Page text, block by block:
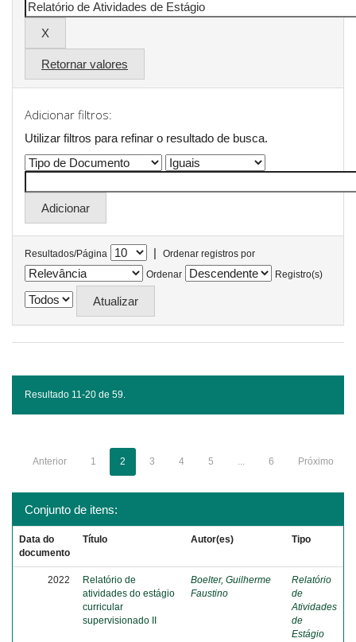
Retornar valores
Adicionar filtros:
Utilizar filtros para refinar o resultado de busca.
Resultados/Página |
Ordenar registros por
Ordenar
Registro(s)
Resultado 11-20 de 59.
Anterior 1 2 3 4 5 ... 6 Próximo
Conjunto de itens:
Data do
documento
Título Autor(es) Tipo
2022
Relatório de
atividades do estágio
curricular
supervisionado II
Boelter, Guilherme
Faustino
Relatório
de
Atividades
de
Estágio